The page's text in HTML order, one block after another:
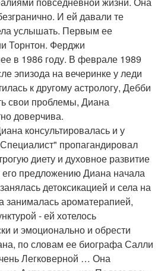
И ей давали те
услышать. Первым ее
Торнтон. Ферджи
в 1986 году. В феврале 1989
эпизода на вечеринке у леди
к другому астрологу, Дебби
свои проблемы, Диана
доверчива.
консультировалась и у
пропагандировал
диету и духовное развитие
предложению Диана начала
детоксикацией и села на
занималась ароматерапией,
- ей хотелось
и эмоционально и обрести
по словам ее биографа Салли
Легковерной … Она